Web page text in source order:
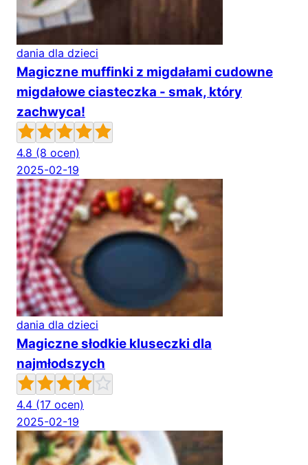
dania dla dzieci
Magiczne muffinki z migdałami cudowne
migdałowe ciasteczka - smak, który
zachwyca!
4.8 (8 ocen)
2025-02-19
dania dla dzieci
Magiczne słodkie kluseczki dla
najmłodszych
4.4 (17 ocen)
2025-02-19